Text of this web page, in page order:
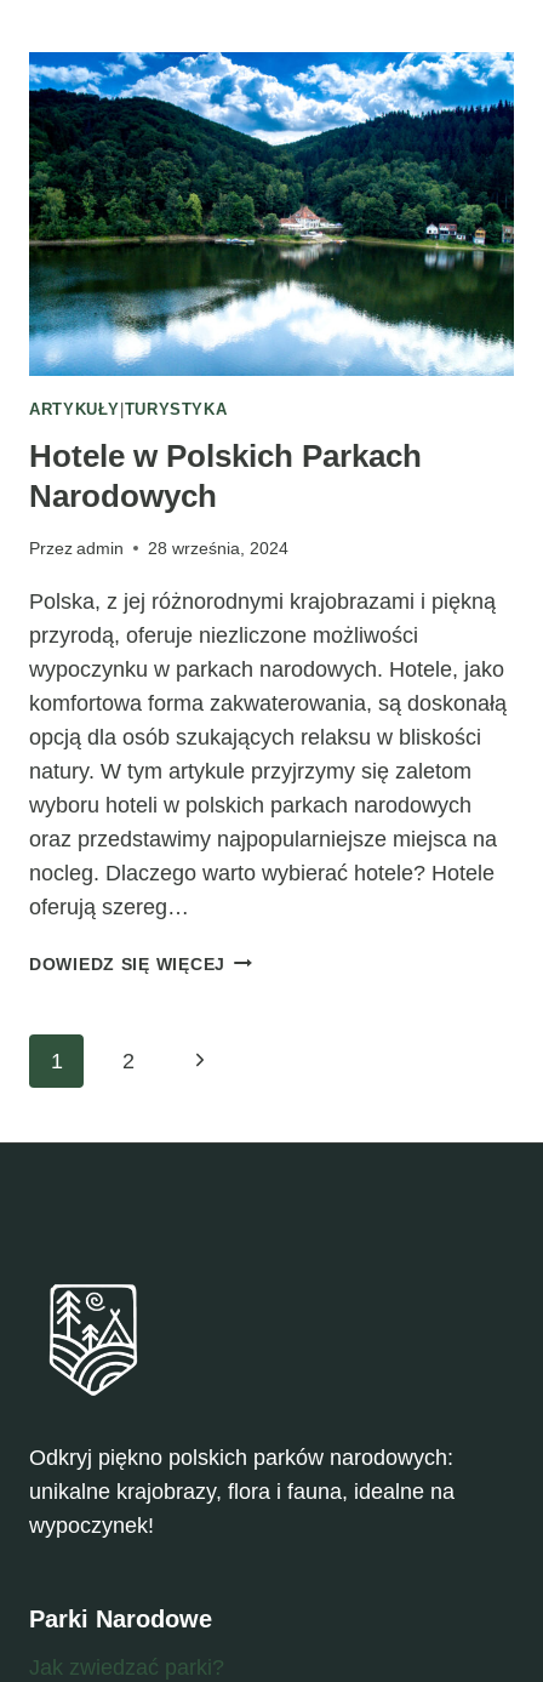
POLSCE
2025
–
KTO
DOŁĄCZYŁ
DO
RYNKU?
ARTYKUŁY TURYSTYKA
Hotele w Polskich Parkach
Narodowych
Przezadmin 28 września, 2024
Polska, z jej różnorodnymi krajobrazami i piękną
przyrodą, oferuje niezliczone możliwości
wypoczynku w parkach narodowych. Hotele, jako
komfortowa forma zakwaterowania, są doskonałą
opcją dla osób szukających relaksu w bliskości
natury. W tym artykule przyjrzymy się zaletom
wyboru hoteli w polskich parkach narodowych
oraz przedstawimy najpopularniejsze miejsca na
nocleg. Dlaczego warto wybierać hotele? Hotele
oferują szereg…
DOWIEDZ SIĘ WIĘCEJ HOTELE
Nawigacja
strony
1 2
Następna
Odkryj piękno polskich parków narodowych:
unikalne krajobrazy, flora i fauna, idealne na
wypoczynek!
Parki Narodowe
Jak zwiedzać parki?